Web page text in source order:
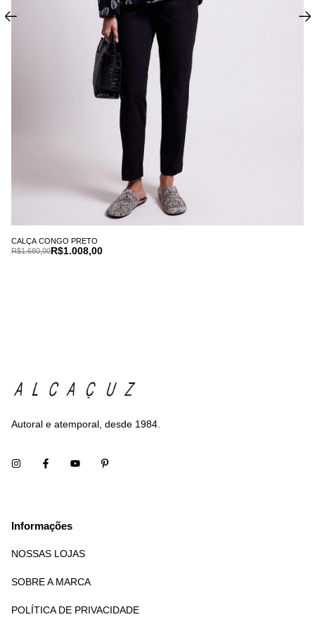
CALÇA CONGO PRETO
R$1.008,00
R$1.680,00
Autoral e atemporal, desde 1984.
Informações
NOSSAS LOJAS
SOBRE A MARCA
POLÍTICA DE PRIVACIDADE